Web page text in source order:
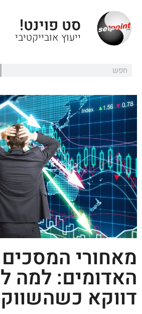
סט פוינט!
ייעוץ אובייקטיבי
מאחורי המסכים
האדומים: למה
דווקא